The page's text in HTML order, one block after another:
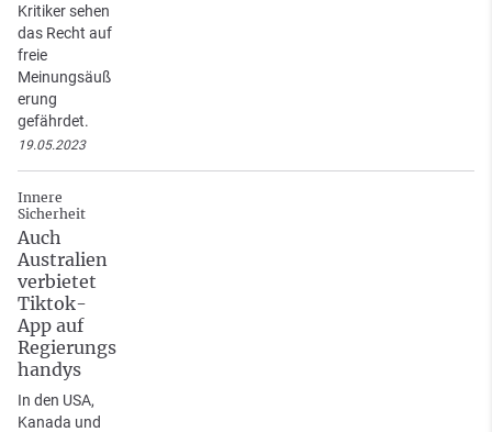
Kritiker sehen
das Recht auf
freie
Meinungsäuß
erung
gefährdet.
19.05.2023
Innere
Sicherheit
Auch
Australien
verbietet
Tiktok-
App auf
Regierungs
handys
In den USA,
Kanada und